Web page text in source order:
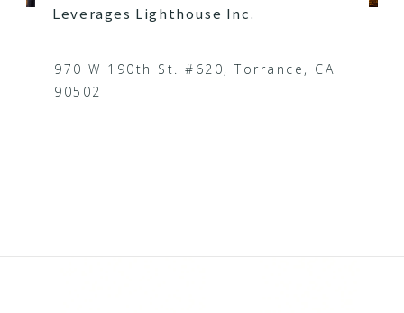
Leverages Lighthouse Inc.
970 W 190th St. #620, Torrance, CA
90502